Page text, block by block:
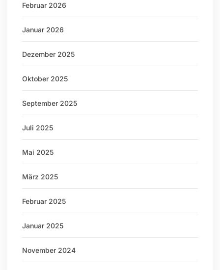
Februar 2026
Januar 2026
Dezember 2025
Oktober 2025
September 2025
Juli 2025
Mai 2025
März 2025
Februar 2025
Januar 2025
November 2024